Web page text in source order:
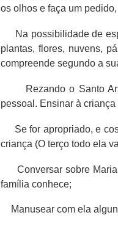
os olhos e faça um
Na possibilidade de
plantas, flores, nuvens,
compreende segundo a
Rezando o Santo
pessoal. Ensinar à criança
Se for apropriado, e
criança (O terço todo ela
Conversar sobre
família conhece;
Manusear com ela